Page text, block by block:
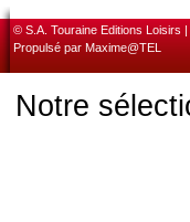
© S.A. Touraine Editions Loisirs |
Propulsé par Maxime@TEL
Notre